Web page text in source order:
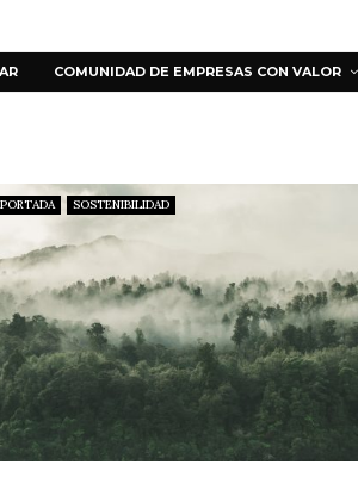
COMUNIDAD DE EMPRESAS CON VALOR
PORTADA SOSTENIBILIDAD